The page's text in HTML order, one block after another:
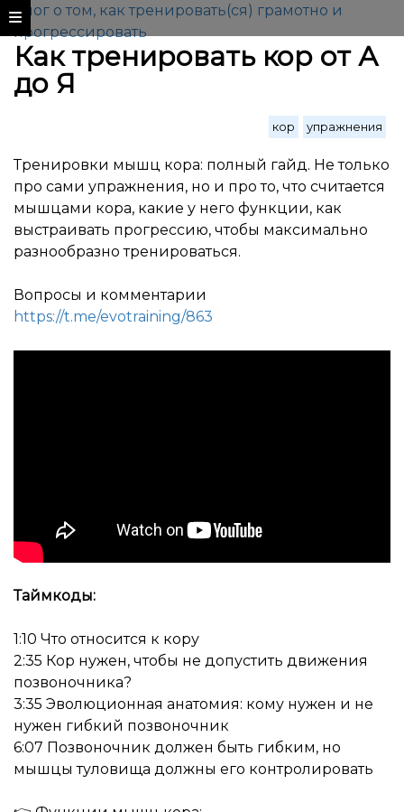
Блог о том, как тренировать(ся) грамотно и
прогрессировать
Как тренировать кор от А
до Я
кор упражнения
Тренировки мышц кора: полный гайд. Не только
про сами упражнения, но и про то, что считается
мышцами кора, какие у него функции, как
выстраивать прогрессию, чтобы максимально
разнообразно тренироваться.
Вопросы и комментарии
https://t.me/evotraining/863
Таймкоды:
1:10 Что относится к кору
2:35 Кор нужен, чтобы не допустить движения
позвоночника?
3:35 Эволюционная анатомия: кому нужен и не
нужен гибкий позвоночник
6:07 Позвоночник должен быть гибким, но
мышцы туловища должны его контролировать